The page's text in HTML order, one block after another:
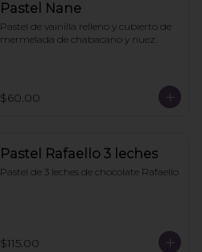
Pastel Nane
Pastel de vainilla relleno y cubierto de
mermelada de chabacano y nuez.
$60.00
Pastel Rafaello 3 leches
Pastel de 3 leches de chocolate Rafaello
$115.00